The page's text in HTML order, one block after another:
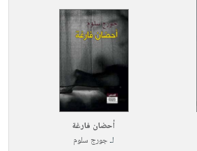
أحضان فارغة
لـجورج سلوم